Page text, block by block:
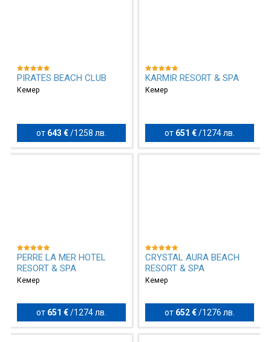
PIRATES BEACH CLUB
Кемер
от 643 € / 1258 лв.
KARMIR RESORT & SPA
Кемер
от 651 €/ 1274 лв.
PERRE LA MER HOTEL
RESORT & SPA
Кемер
от 651 € / 1274 лв.
CRYSTAL AURA BEACH
RESORT & SPA
Кемер
от 652 €/ 1276 лв.